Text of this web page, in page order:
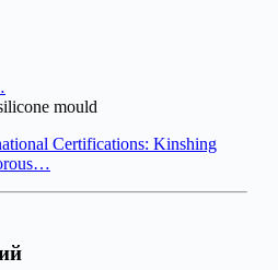
mould
Certifications: Kinshing